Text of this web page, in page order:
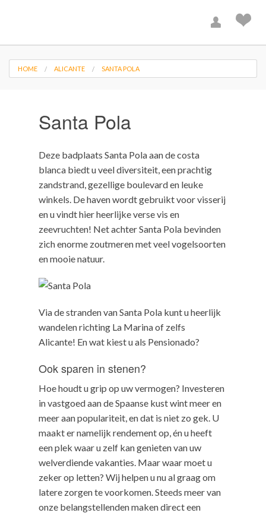
HOME ALICANTE SANTA POLA
Santa Pola
Deze badplaats Santa Pola aan de costa
blanca biedt u veel diversiteit, een prachtig
zandstrand, gezellige boulevard en leuke
winkels. De haven wordt gebruikt voor visserij
en u vindt hier heerlijke verse vis en
zeevruchten! Net achter Santa Pola bevinden
zich enorme zoutmeren met veel vogelsoorten
en mooie natuur.
Via de stranden van Santa Pola kunt u heerlijk
wandelen richting La Marina of zelfs
Alicante! En wat kiest u als Pensionado?
Ook sparen in stenen?
Hoe houdt u grip op uw vermogen? Investeren
in vastgoed aan de Spaanse kust wint meer en
meer aan populariteit, en dat is niet zo gek. U
maakt er namelijk rendement op, én u heeft
een plek waar u zelf kan genieten van uw
welverdiende vakanties. Maar waar moet u
zeker op letten? Wij helpen u nu al graag om
latere zorgen te voorkomen. Steeds meer van
onze belangstellenden maken direct een